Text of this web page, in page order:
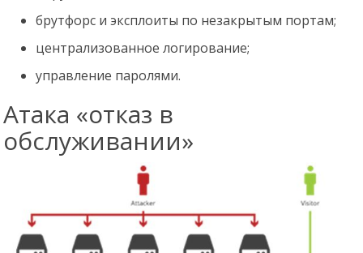
брутфорс и эксплоиты по незакрытым портам;
централизованное логирование;
управление паролями.
Атака «отказ в
обслуживании»